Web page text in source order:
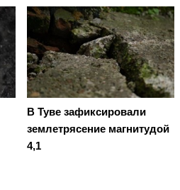
В Туве зафиксировали
землетрясение магнитудой
4,1